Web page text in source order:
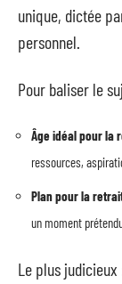
unique, dictée
personnel.
Pour baliser le
Âge idéal pour la
ressources,
Plan pour la
un moment
Le plus